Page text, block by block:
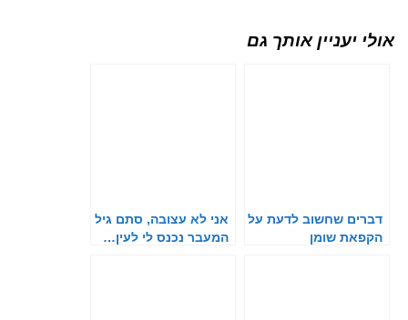
אולי יעניין אותך גם
דברים שחשוב לדעת על
הקפאת שומן
אני לא עצובה, סתם גיל
המעבר נכנס לי לעין…